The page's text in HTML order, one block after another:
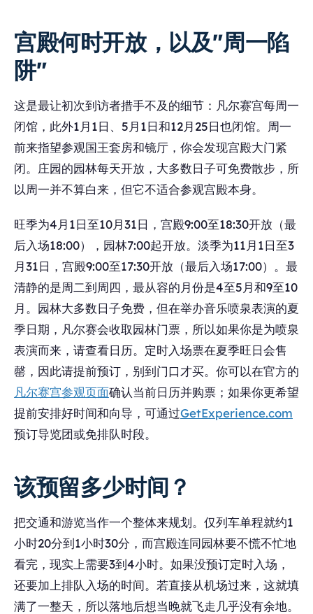
宫殿何时开放，以及"周一陷
阱"
这是最让初次到访者措手不及的细节：凡尔赛宫每周一
闭馆，此外1月1日、5月1日和12月25日也闭馆。周一
前来指望参观国王套房和镜厅，你会发现宫殿大门紧
闭。庄园的园林每天开放，大多数日子可免费散步，所
以周一并不算白来，但它不适合参观宫殿本身。
旺季为4月1日至10月31日，宫殿9:00至18:30开放（最
后入场18:00），园林7:00起开放。淡季为11月1日至3
月31日，宫殿9:00至17:30开放（最后入场17:00）。最
清静的是周二到周四，最从容的月份是4至5月和9至10
月。园林大多数日子免费，但在举办音乐喷泉表演的夏
季日期，凡尔赛会收取园林门票，所以如果你是为喷泉
表演而来，请查看日历。定时入场票在夏季旺日会售
罄，因此请提前预订，别到门口才买。你可以在官方的
凡尔赛宫参观页面确认当前日历并购票；如果你更希望
提前安排好时间和向导，可通过GetExperience.com
预订导览团或免排队时段。
该预留多少时间？
把交通和游览当作一个整体来规划。仅列车单程就约1
小时20分到1小时30分，而宫殿连同园林要不慌不忙地
看完，现实上需要3到4小时。如果没预订定时入场，
还要加上排队入场的时间。若直接从机场过来，这就填
满了一整天，所以落地后想当晚就飞走几乎没有余地。